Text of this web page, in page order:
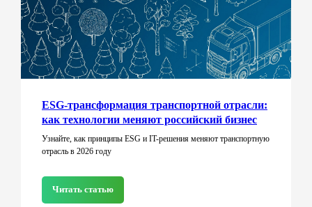
ESG-трансформация транспортной отрасли:
как технологии меняют российский бизнес
Узнайте, как принципы ESG и IT-решения меняют транспортную
отрасль в 2026 году
Читать статью